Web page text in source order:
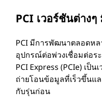
PCI เวอร์ชันต่างๆ
PCI มีการพัฒนาตลอดหล
อุปกรณ์ต่อพ่วงเชื่อมต่อร
PCI Express (PCIe) เป็
ถ่ายโอนข้อมูลที่เร็วขึ้นแ
กับรุ่นก่อน